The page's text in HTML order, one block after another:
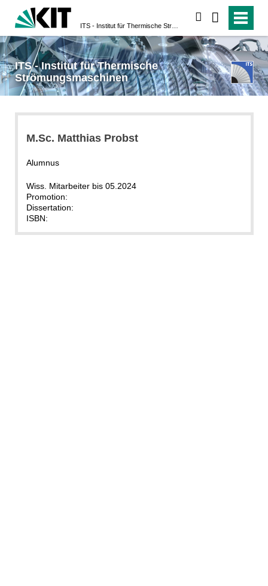
ITS - Institut für Thermische
Strömungsmaschinen
M.Sc. Matthias Probst
Alumnus
Wiss. Mitarbeiter bis 05.2024
Promotion:
Dissertation:
ISBN: